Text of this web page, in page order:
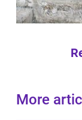
More